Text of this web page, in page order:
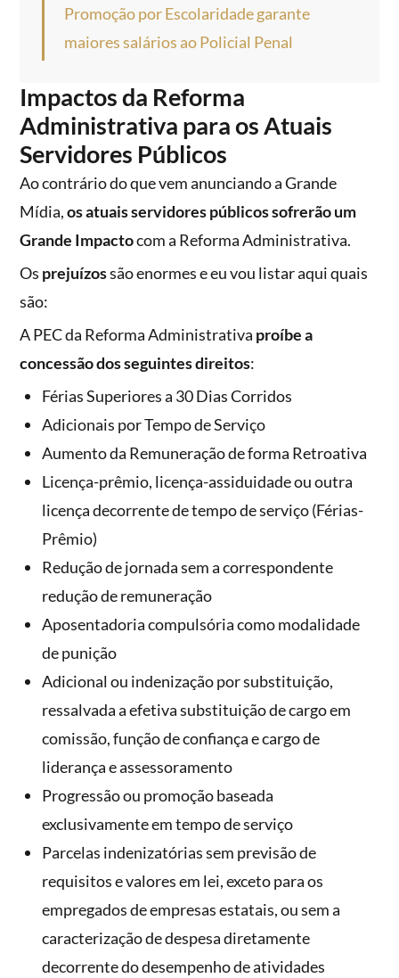
Promoção por Escolaridade garante
maiores salários ao Policial Penal
Impactos da Reforma
Administrativa para os Atuais
Servidores Públicos
Ao contrário do que vem anunciando a Grande
Mídia,os atuais servidores públicos sofrerão um
Grande Impactocom a Reforma Administrativa.
Os prejuízossão enormes e eu vou listar aqui quais
são:
A PEC da Reforma Administrativa proíbe a
concessão dos seguintes direitos:
Férias Superiores a 30 Dias Corridos
Adicionais por Tempo de Serviço
Aumento da Remuneração de forma Retroativa
Licença-prêmio, licença-assiduidade ou outra
licença decorrente de tempo de serviço (Férias-
Prêmio)
Redução de jornada sem a correspondente
redução de remuneração
Aposentadoria compulsória como modalidade
de punição
Adicional ou indenização por substituição,
ressalvada a efetiva substituição de cargo em
comissão, função de confiança e cargo de
liderança e assessoramento
Progressão ou promoção baseada
exclusivamente em tempo de serviço
Parcelas indenizatórias sem previsão de
requisitos e valores em lei, exceto para os
empregados de empresas estatais, ou sem a
caracterização de despesa diretamente
decorrente do desempenho de atividades